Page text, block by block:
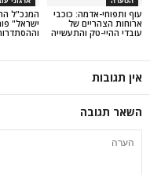
המנכ"ל החדש של "ISS
ישראל" פותח פה על עיני
וההסתדרות
כוכבי
של